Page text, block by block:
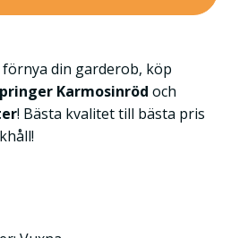
din garderob, köp
Karmosinröd och
! Bästa kvalitet till bästa pris